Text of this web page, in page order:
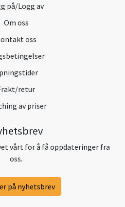
på/Logg av
Om oss
oss
retur
av priser
vårt for å få oppdateringer fra
oss.
på nyhetsbrev